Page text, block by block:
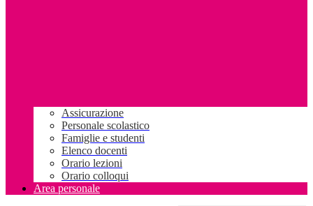
Assicurazione
Personale scolastico
Famiglie e studenti
Elenco docenti
Orario lezioni
Orario colloqui
Area personale